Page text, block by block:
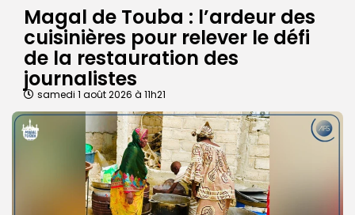
Magal de Touba : l’ardeur des
cuisinières pour relever le défi
de la restauration des
journalistes
samedi 1 août 2026 à 11h21